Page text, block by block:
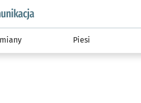
podserwis: Komunikacja
Piesi